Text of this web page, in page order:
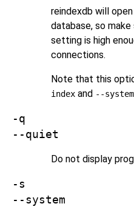
reindexdb will open
database, so make
setting is high
connections.
Note that this
index and --system
-q
--quiet
Do not display
-s
--system